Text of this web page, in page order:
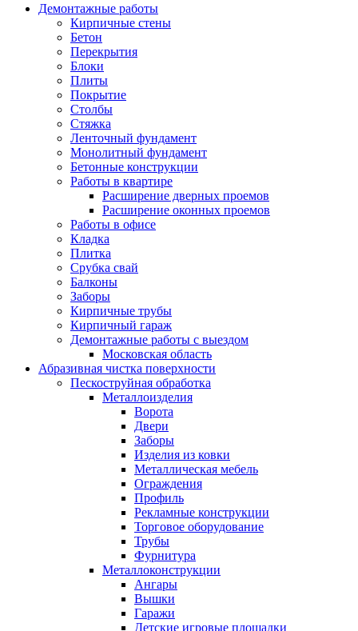
Демонтажные работы
Кирпичные стены
Бетон
Перекрытия
Блоки
Плиты
Покрытие
Столбы
Стяжка
Ленточный фундамент
Монолитный фундамент
Бетонные конструкции
Работы в квартире
Расширение дверных проемов
Расширение оконных проемов
Работы в офисе
Кладка
Плитка
Срубка свай
Балконы
Заборы
Кирпичные трубы
Кирпичный гараж
Демонтажные работы с выездом
Московская область
Абразивная чистка поверхности
Пескоструйная обработка
Металлоизделия
Ворота
Двери
Заборы
Изделия из ковки
Металлическая мебель
Ограждения
Профиль
Рекламные конструкции
Торговое оборудование
Трубы
Фурнитура
Металлоконструкции
Ангары
Вышки
Гаражи
Детские игровые площадки